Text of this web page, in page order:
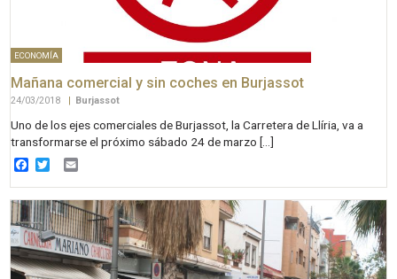
ECONOMÍA
Mañana comercial y sin coches en Burjassot
24/03/2018 Burjassot
Uno de los ejes comerciales de Burjassot, la Carretera de Llíria, va a
transformarse el próximo sábado 24 de marzo […]
Facebook
Twitter